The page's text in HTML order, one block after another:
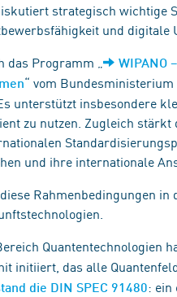
strategisch wichtige
und digitale
das Programm „
WIPANO
“ vom
unterstützt insbesondere
zu nutzen. Zugleich
und ihre internationale
Rahmenbedingungen
Quantentechnologien
initiiert, das alle
die DIN SPEC 91480: ein